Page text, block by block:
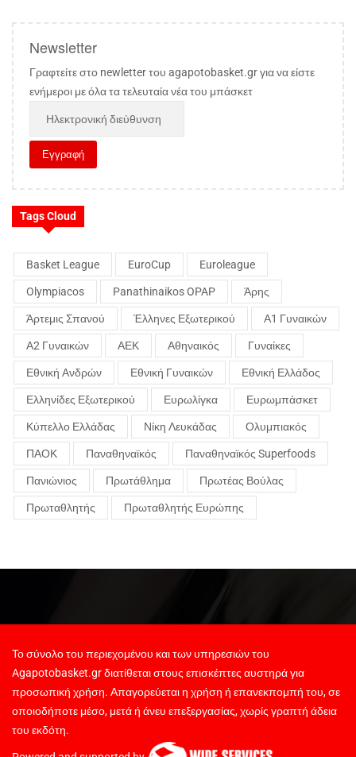
Newsletter
Γραφτείτε στο newletter του agapotobasket.gr για να είστε
ενήμεροι με όλα τα τελευταία νέα του μπάσκετ
Tags Cloud
Basket League EuroCup Euroleague
Olympiacos Panathinaikos OPAP Άρης
Άρτεμις Σπανού Έλληνες Εξωτερικού Α1 Γυναικών
Α2 Γυναικών ΑΕΚ Αθηναικός Γυναίκες
Εθνική Ανδρών Εθνική Γυναικών Εθνική Ελλάδος
Ελληνίδες Εξωτερικού Ευρωλίγκα Ευρωμπάσκετ
Κύπελλο Ελλάδας Νίκη Λευκάδας Ολυμπιακός
ΠΑΟΚ Παναθηναϊκός Παναθηναϊκός Superfoods
Πανιώνιος Πρωτάθλημα Πρωτέας Βούλας
Πρωταθλητής Πρωταθλητής Ευρώπης
Το σύνολο του περιεχομένου και των υπηρεσιών του
Agapotobasket.gr διατίθεται στους επισκέπτες αυστηρά για
προσωπική χρήση. Απαγορεύεται η χρήση ή επανεκπομπή του, σε
οποιοδήποτε μέσο, μετά ή άνευ επεξεργασίας, χωρίς γραπτή άδεια
του εκδότη.